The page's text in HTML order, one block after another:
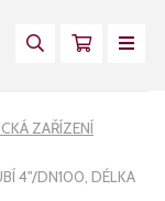
ZAŘÍZENÍ
4"/DN100, DÉLKA